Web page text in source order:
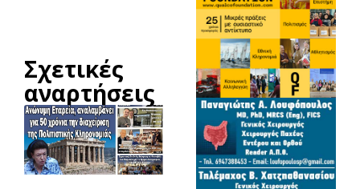
Σχετικές
αναρτήσεις